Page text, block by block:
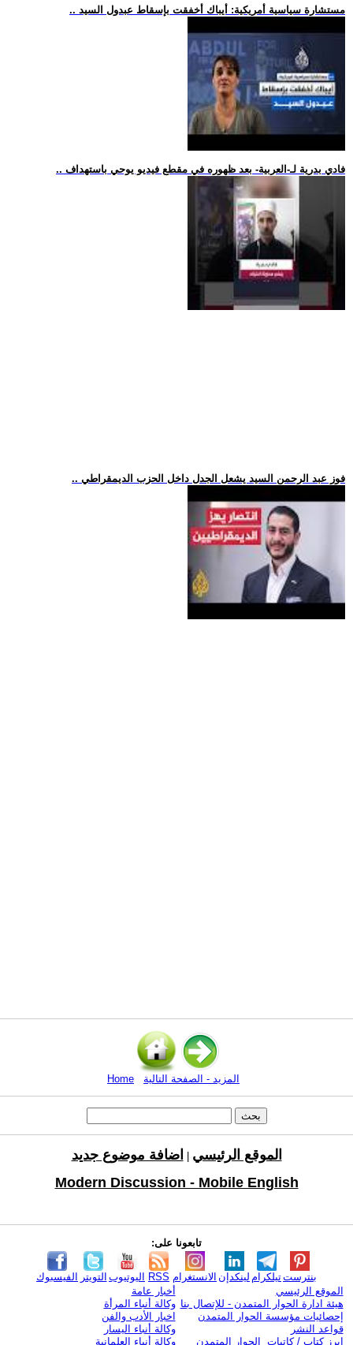
.. مستشارة سياسية أمريكية: أيباك أخفقت بإسقاط عبدول السيد
.. فادي بدرية لـ-العربية- بعد ظهوره في مقطع فيديو يوحي باستهداف
.. فوز عبد الرحمن السيد يشعل الجدل داخل الحزب الديمقراطي
Home المزيد - الصفحة التالية
الموقع الرئيسي
اضافة موضوع جديد
Modern Discussion - Mobile English
تابعونا على:
الفيسبوك التويتر اليوتيوب RSS الانستغرام لينكدإن تيلكرامبنترست
الموقع الرئيسي
هيئة ادارة الحوار المتمدن - للإتصال بنا
إحصائيات مؤسسة الحوار المتمدن
قواعد النشر
ابرز كتاب / كاتبات الحوار المتمدن
أخبار عامة
وكالة أنباء المرأة
اخبار الأدب والفن
وكالة أنباء اليسار
وكالة أنباء العلمانية